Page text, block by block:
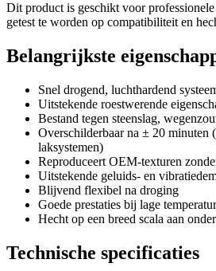
Dit product is geschikt voor
getest te worden op compatibiliteit en
Belangrijkste
Snel drogend, luchthardend
Uitstekende roestwerende
Bestand tegen steenslag,
Overschilderbaar na ± 20 minuten
laksystemen)
Reproduceert OEM-texturen
Uitstekende geluids- en
Blijvend flexibel na droging
Goede prestaties bij lage
Hecht op een breed scala aan
Technische specificaties